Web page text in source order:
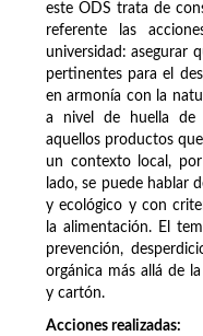
este ODS trata de
referente las
universidad: asegurar
pertinentes para el
en armonía con la
a nivel de huella de
aquellos productos
un contexto local,
lado, se puede hablar
y ecológico y con
la alimentación. El
prevención,
orgánica más allá de
y cartón.
Acciones realizadas: